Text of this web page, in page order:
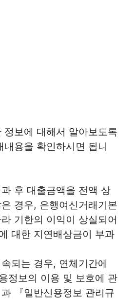
정보에 대해서 알아보도록
내용을 확인하시면 됩니
후 대출금액을 전액 상
경우, 은행여신거래기본
기한의 이익이 상실되어
대한 지연배상금이 부과
되는 경우, 연체기간에
정보의 이용 및 보호에 관
『일반신용정보 관리규